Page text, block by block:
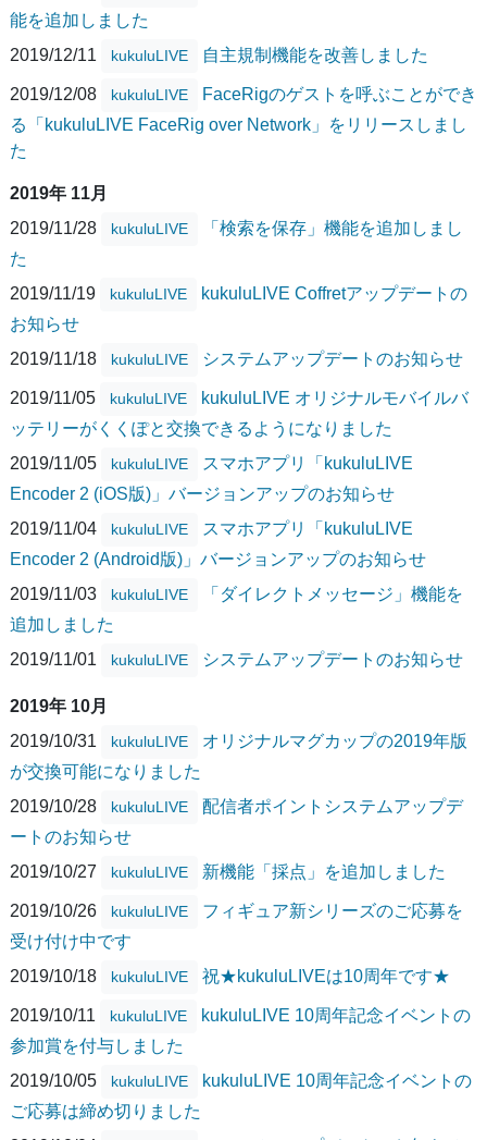
能を追加しました
2019/12/11
kukuluLIVE 自主規制機能を改善しました
2019/12/08 kukuluLIVE
FaceRigのゲストを呼ぶことができ
る「kukuluLIVE FaceRig over Network」をリリースしまし
た
2019年 11月
2019/11/28
kukuluLIVE
「検索を保存」機能を追加しまし
た
2019/11/19
kukuluLIVE
kukuluLIVE Coffretアップデートの
お知らせ
2019/11/18
kukuluLIVE システムアップデートのお知らせ
2019/11/05 kukuluLIVE
kukuluLIVE オリジナルモバイルバ
ッテリーがくくぽと交換できるようになりました
2019/11/05
kukuluLIVE
スマホアプリ「kukuluLIVE
Encoder 2 (iOS版)」バージョンアップのお知らせ
2019/11/04
kukuluLIVE
スマホアプリ「kukuluLIVE
Encoder 2 (Android版)」バージョンアップのお知らせ
2019/11/03
kukuluLIVE
「ダイレクトメッセージ」機能を
追加しました
2019/11/01
kukuluLIVE システムアップデートのお知らせ
2019年 10月
2019/10/31
kukuluLIVE
オリジナルマグカップの2019年版
が交換可能になりました
2019/10/28
kukuluLIVE
配信者ポイントシステムアップデ
ートのお知らせ
2019/10/27
kukuluLIVE 新機能「採点」を追加しました
2019/10/26 kukuluLIVE
フィギュア新シリーズのご応募を
受け付け中です
2019/10/18
kukuluLIVE 祝★kukuluLIVEは10周年です★
2019/10/11 kukuluLIVE
kukuluLIVE 10周年記念イベントの
参加賞を付与しました
2019/10/05
kukuluLIVE
kukuluLIVE 10周年記念イベントの
ご応募は締め切りました